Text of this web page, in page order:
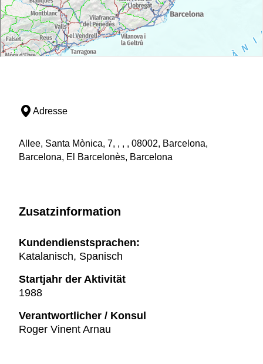
Adresse
Allee, Santa Mònica, 7, , , , 08002, Barcelona,
Barcelona, El Barcelonès, Barcelona
Zusatzinformation
Kundendienstsprachen:
Katalanisch, Spanisch
Startjahr der Aktivität
1988
Verantwortlicher / Konsul
Roger Vinent Arnau